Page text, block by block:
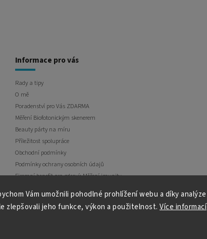
Vám umožnili pohodlné prohlížení webu a díky analýze
zlepšovali jeho funkce, výkon a použitelnost. Více informací
Informace pro vás
Rady a tipy
O mě
Poradenství pro Vás ZDARMA
Měření Biofotonickým skenerem
Beauty párty na míru
Příležitost spolupráce
Obchodní podmínky
Podmínky ochrany osobních údajů
Firemní benefit pro zdraví: Měření imunity